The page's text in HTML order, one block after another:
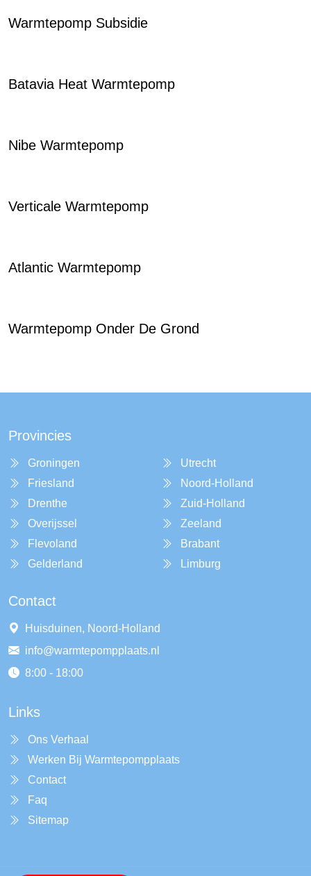
Warmtepomp Subsidie
Batavia Heat Warmtepomp
Nibe Warmtepomp
Verticale Warmtepomp
Atlantic Warmtepomp
Warmtepomp Onder De Grond
Provincies
Groningen
Friesland
Drenthe
Overijssel
Flevoland
Gelderland
Utrecht
Noord-Holland
Zuid-Holland
Zeeland
Brabant
Limburg
Contact
Huisduinen, Noord-Holland
info@warmtepompplaats.nl
8:00 - 18:00
Links
Ons Verhaal
Werken Bij Warmtepompplaats
Contact
Faq
Sitemap